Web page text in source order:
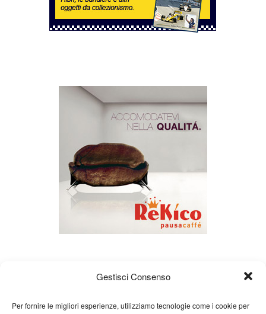
Gestisci Consenso
Per fornire le migliori esperienze, utilizziamo tecnologie come i cookie per